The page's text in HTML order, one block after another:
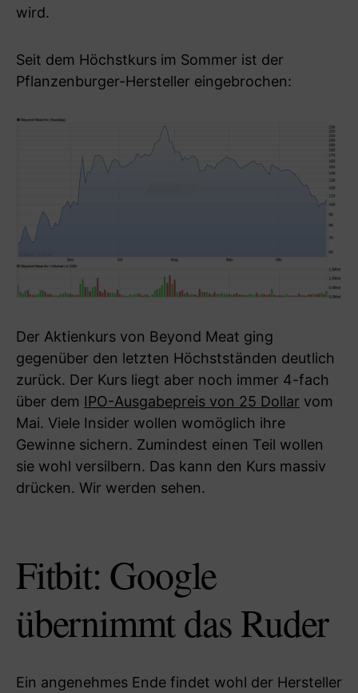
wird.
Seit dem Höchstkurs im Sommer ist der
Pflanzenburger-Hersteller eingebrochen:
Der Aktienkurs von Beyond Meat ging
gegenüber den letzten Höchstständen deutlich
zurück. Der Kurs liegt aber noch immer 4-fach
über dem IPO-Ausgabepreis von 25 Dollar vom
Mai. Viele Insider wollen womöglich ihre
Gewinne sichern. Zumindest einen Teil wollen
sie wohl versilbern. Das kann den Kurs massiv
drücken. Wir werden sehen.
Fitbit: Google
übernimmt das Ruder
Ein angenehmes Ende findet wohl der Hersteller